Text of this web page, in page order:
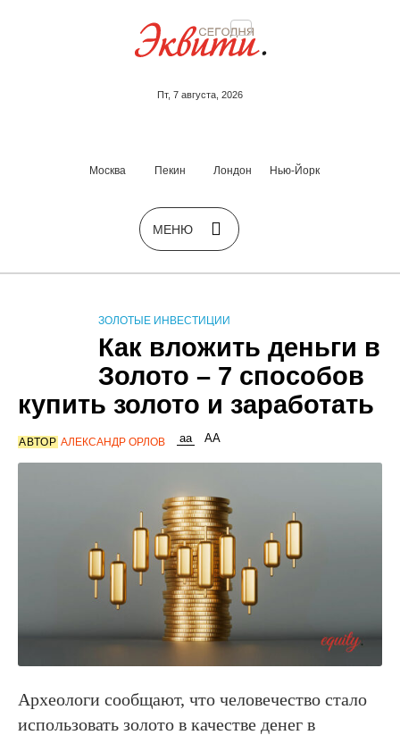
Пт, 7 августа, 2026
Москва Пекин Лондон Нью-Йорк
ЗОЛОТЫЕ ИНВЕСТИЦИИ
Как вложить деньги в
Золото – 7 способов
купить золото и заработать
АВТОР АЛЕКСАНДР ОРЛОВ
Археологи сообщают, что человечество стало
использовать золото в качестве денег в